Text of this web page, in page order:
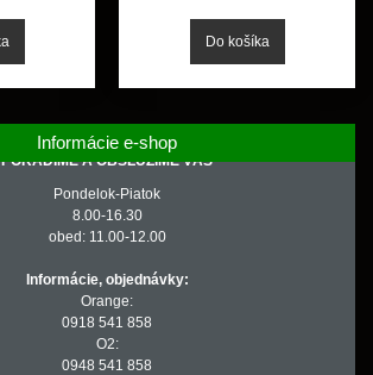
Informácie e-shop
PORADÍME A OBSLÚŽIME VÁS
Pondelok-Piatok
8.00-16.30
obed: 11.00-12.00
Informácie, objednávky:
Orange:
0918 541 858
O2:
0948 541 858